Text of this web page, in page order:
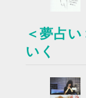
＜夢占
いく